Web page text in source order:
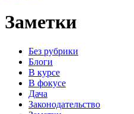
Заметки
Без рубрики
Блоги
В курсе
В фокусе
Дача
Законодательство